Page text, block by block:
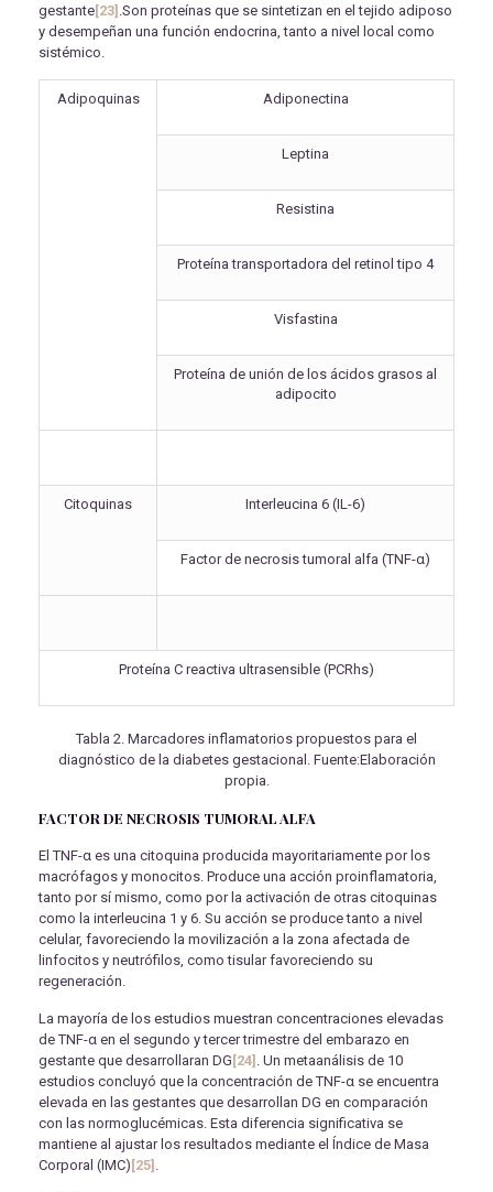
gestante [23] .Son proteínas que se sintetizan en el tejido adiposo
y desempeñan una función endocrina, tanto a nivel local como
sistémico.
Adipoquinas Adiponectina
Leptina
Resistina
Proteína transportadora del retinol tipo 4
Visfastina
Proteína de unión de los ácidos grasos al
adipocito
Citoquinas Interleucina 6 (IL-6)
Factor de necrosis tumoral alfa (TNF-α)
Proteína C reactiva ultrasensible (PCRhs)
Tabla 2. Marcadores inflamatorios propuestos para el
diagnóstico de la diabetes gestacional. Fuente:Elaboración
propia.
FACTOR DE NECROSIS TUMORAL ALFA
El TNF-α es una citoquina producida mayoritariamente por los
macrófagos y monocitos. Produce una acción proinflamatoria,
tanto por sí mismo, como por la activación de otras citoquinas
como la interleucina 1 y 6. Su acción se produce tanto a nivel
celular, favoreciendo la movilización a la zona afectada de
linfocitos y neutrófilos, como tisular favoreciendo su
regeneración.
La mayoría de los estudios muestran concentraciones elevadas
de TNF-α en el segundo y tercer trimestre del embarazo en
gestante que desarrollaran DG [24] . Un metaanálisis de 10
estudios concluyó que la concentración de TNF-α se encuentra
elevada en las gestantes que desarrollan DG en comparación
con las normoglucémicas. Esta diferencia significativa se
mantiene al ajustar los resultados mediante el Índice de Masa
Corporal (IMC) [25] .